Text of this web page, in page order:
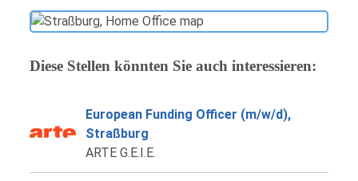
Diese Stellen könnten Sie auch interessieren:
European Funding Officer (m/w/d),
Straßburg
ARTE G.E.I.E.